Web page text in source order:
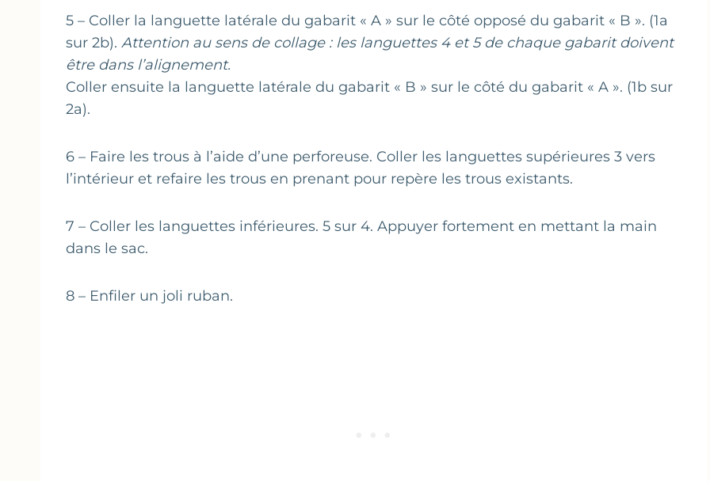
5 – Coller la languette latérale du gabarit « A » sur le côté opposé du gabarit « B ». (1a
sur 2b). Attention au sens de collage : les languettes 4 et 5 de chaque gabarit doivent
être dans l’alignement.
Coller ensuite la languette latérale du gabarit « B » sur le côté du gabarit « A ». (1b sur
2a).
6 – Faire les trous à l’aide d’une perforeuse. Coller les languettes supérieures 3 vers
l’intérieur et refaire les trous en prenant pour repère les trous existants.
7 – Coller les languettes inférieures. 5 sur 4. Appuyer fortement en mettant la main
dans le sac.
8 – Enfiler un joli ruban.